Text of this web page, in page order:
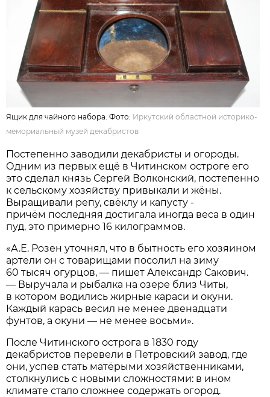
Ящик для чайного набора. Фото: Иркутский областной историко-
мемориальный музей декабристов
Постепенно заводили декабристы и огороды.
Одним из первых ещё в Читинском остроге его
это сделал князь Сергей Волконский, постепенно
к сельскому хозяйству привыкали и жёны.
Выращивали репу, свёклу и капусту -
причём последняя достигала иногда веса в один
пуд, это примерно 16 килограммов.
«А.Е. Розен уточнял, что в бытность его хозяином
артели он с товарищами посолил на зиму
60 тысяч огурцов, — пишет Александр Сакович.
— Выручала и рыбалка на озере близ Читы,
в котором водились жирные караси и окуни.
Каждый карась весил не менее двенадцати
фунтов, а окуни — не менее восьми».
После Читинского острога в 1830 году
декабристов перевели в Петровский завод, где
они, успев стать матёрыми хозяйственниками,
столкнулись с новыми сложностями: в ином
климате стало сложнее содержать огород.